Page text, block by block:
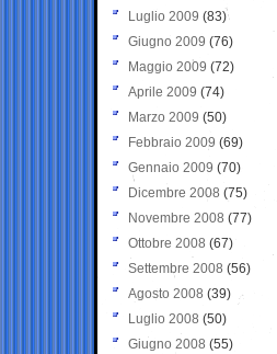
Luglio 2009 (83)
Giugno 2009 (76)
Maggio 2009 (72)
Aprile 2009 (74)
Marzo 2009 (50)
Febbraio 2009 (69)
Gennaio 2009 (70)
Dicembre 2008 (75)
Novembre 2008 (77)
Ottobre 2008 (67)
Settembre 2008 (56)
Agosto 2008 (39)
Luglio 2008 (50)
Giugno 2008 (55)